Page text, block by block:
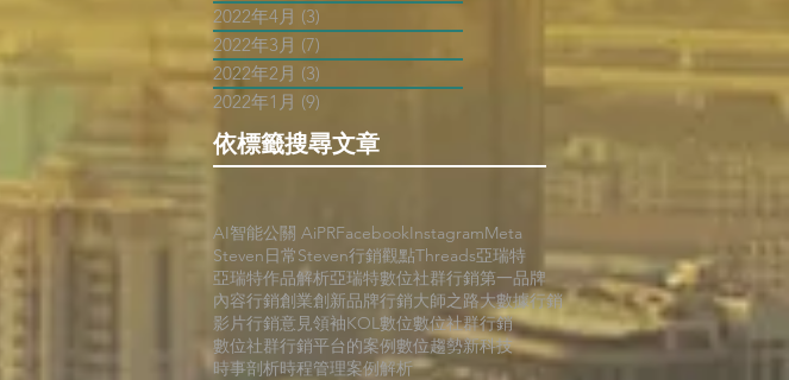
2022年4月 (3)
2022年3月 (7)
2022年2月 (3)
2022年1月 (9)
依標籤搜尋文章
AI智能公關 AiPRFacebookInstagramMeta
Steven日常Steven行銷觀點Threads亞瑞特
亞瑞特作品解析亞瑞特數位社群行銷第一品牌
內容行銷創業創新品牌行銷大師之路大數據行銷
影片行銷意見領袖KOL數位數位社群行銷
數位社群行銷平台的案例數位趨勢新科技
時事剖析時程管理案例解析